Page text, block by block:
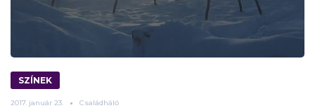
SZÍNEK
2017. január 23. Családháló